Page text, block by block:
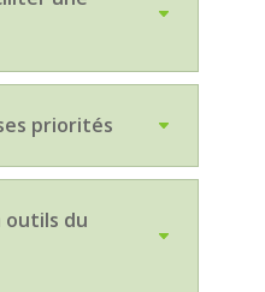
priorités
outils du